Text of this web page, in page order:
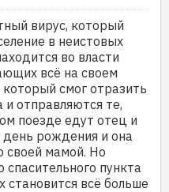
вирус, который
в неистовых
во власти
всё на своем
смог отразить
отправляются те,
поезде едут отец и
день рождения и она
своей мамой. Но
пункта
становится всё больше